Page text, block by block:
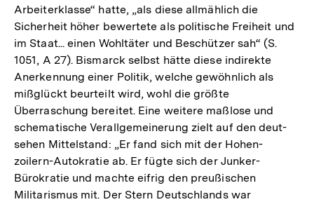
Arbeiterklasse“ hatte, „als diese allmählich die
Sicherheit höher bewertete als politische Freiheit und
im Staat... einen Wohltäter und Beschützer sah“ (S.
1051, A 27). Bismarck selbst hätte diese indirekte
Anerkennung einer Politik, welche gewöhnlich als
mißglückt beurteilt wird, wohl die größte
Überraschung bereitet. Eine weitere maßlose und
schematische Verallgemeinerung zielt auf den deut-
sehen Mittelstand: „Er fand sich mit der Hohen-
zoilern-Autokratie ab. Er fügte sich der Junker-
Bürokratie und machte eifrig den preußischen
Militarismus mit. Der Stern Deutschlands war